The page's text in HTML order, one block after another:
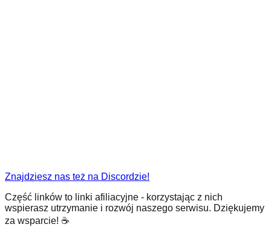
Znajdziesz nas też na Discordzie!
Część linków to linki afiliacyjne - korzystając z nich
wspierasz utrzymanie i rozwój naszego serwisu. Dziękujemy
za wsparcie! ☕